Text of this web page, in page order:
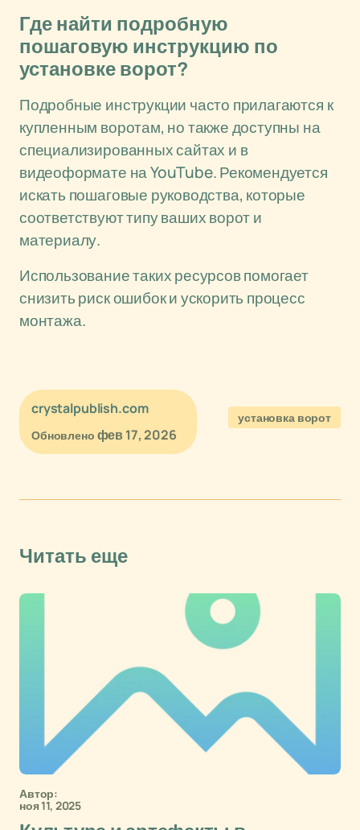
Где найти подробную
пошаговую инструкцию по
установке ворот?
Подробные инструкции часто прилагаются к
купленным воротам, но также доступны на
специализированных сайтах и в
видеоформате на YouTube. Рекомендуется
искать пошаговые руководства, которые
соответствуют типу ваших ворот и
материалу.
Использование таких ресурсов помогает
снизить риск ошибок и ускорить процесс
монтажа.
crystalpublish.com
Обновлено фев 17, 2026
установка ворот
Читать еще
Автор:
ноя 11, 2025